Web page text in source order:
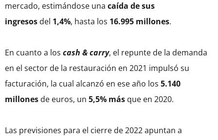
mercado, estimándose una caída de sus
ingresos del 1,4%, hasta los 16.995 millones.
En cuanto a los cash & carry, el repunte de la demanda
en el sector de la restauración en 2021 impulsó su
facturación, la cual alcanzó en ese año los 5.140
millones de euros, un 5,5% más que en 2020.
Las previsiones para el cierre de 2022 apuntan a